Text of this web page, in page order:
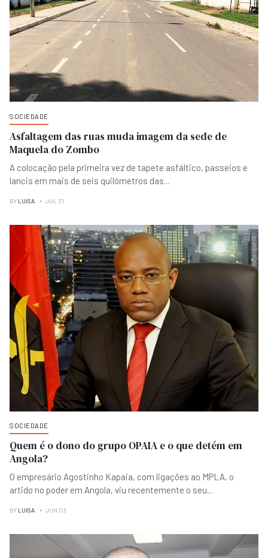
SOCIEDADE
Asfaltagem das ruas muda imagem da sede de
Maquela do Zombo
A colocação pela primeira vez de tapete asfáltico, passeios e
lancis em mais de seis quilómetros das...
BY LUISA JUL 31
SOCIEDADE
Quem é o dono do grupo OPAIA e o que detém em
Angola?
O empresário Agostinho Kapaia, com ligações ao MPLA, o
artido no poder em Angola, viu recentemente o seu...
BY LUISA JUN 03